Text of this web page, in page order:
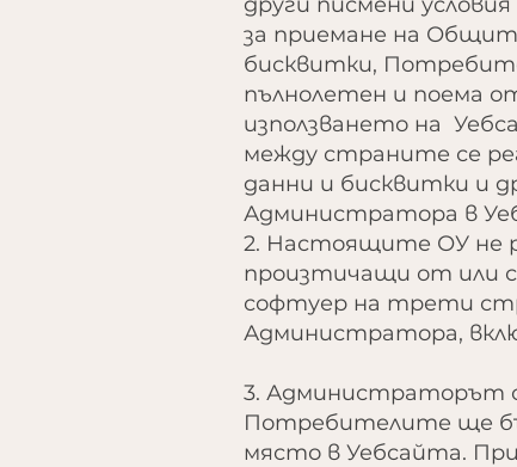
за приемане на
бисквитки,
пълнолетен и поема
използването на
между страните се
данни и бисквитки и
Администратора в
2. Настоящите ОУ не
произтичащи от или
софтуер на трети
Администратора,
3. Администраторът
Потребителите ще
място в Уебсайта.